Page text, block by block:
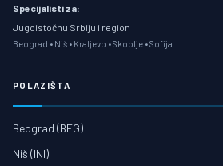
Specijalisti za:
Jugoistočnu Srbiju i region
Beograd • Niš • Kraljevo • Skoplje • Sofija
POLAZIŠTA
Beograd (BEG)
Niš (INI)